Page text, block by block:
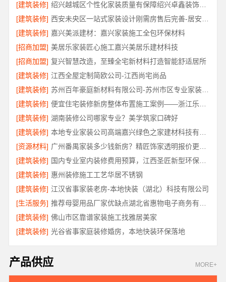
[建筑装修]
绍兴越城区个性化家装质量有保障绍兴卓鑫装饰材料有限公司
[建筑装修]
[建筑装修] 嘉兴美派建材：嘉兴家装施工全包环保材料
[招商加盟] 美居乐家装匠心施工嘉兴美居乐建材科技
[招商加盟] 复兴智慧改造，至臻全宅新材料打造智能舒适居所
[建筑装修] 江西全屋定制简欧公司-江西尚宅尚品
[建筑装修]
苏州百年豪庭新材料有限公司-苏州市区专业家装装修多少钱
[建筑装修]
[建筑装修] 湖南装修公司哪家专业？美学筑家口碑好
[建筑装修]
[资源材料]
[建筑装修]
国内专业室内装修费用预算，江西圣匠新型环保材料有限公司透明公开
[建筑装修] 惠州装修施工工艺华居不锈钢
[建筑装修] 江汉省事家装老房-本地快装（湖北）科技有限公司
[生活服务]
[建筑装修] 佛山市区靠谱家装施工找雅居美家
[建筑装修] 光谷省事家庭装修婚房，本地快装环保落地
产品供应 MORE+